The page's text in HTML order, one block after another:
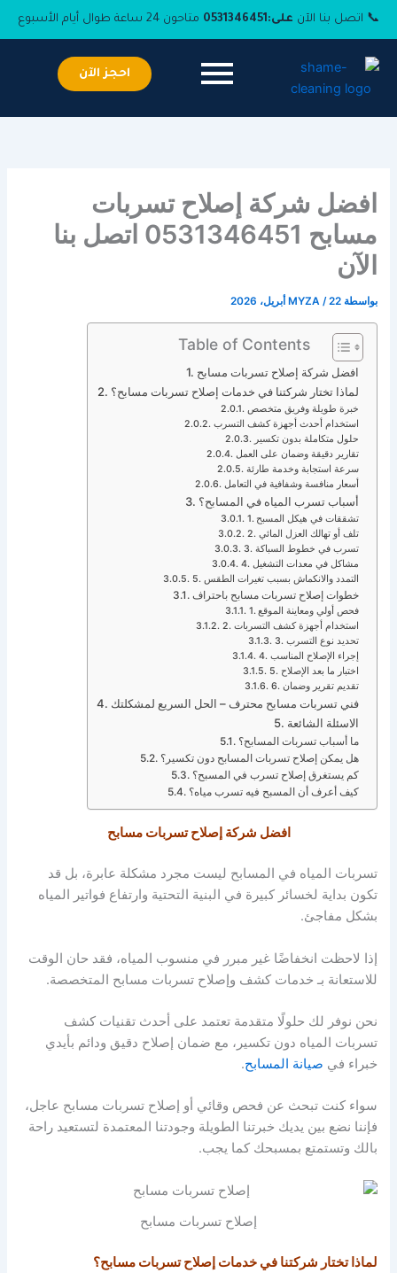
تخطي
📞 اتصل بنا الآن على:0531346451 متاحون 24 ساعة طوال أيام الأسبوع
احجز الآن
افضل شركة إصلاح تسربات
مسابح 0531346451 اتصل بنا
الآن
بواسطة MYZA /22 أبريل، 2026
Table of Contents
افضل شركة إصلاح تسربات مسابح
لماذا تختار شركتنا في خدمات إصلاح تسربات مسابح؟
خبرة طويلة وفريق متخصص
استخدام أحدث أجهزة كشف التسرب
حلول متكاملة بدون تكسير
تقارير دقيقة وضمان على العمل
سرعة استجابة وخدمة طارئة
أسعار منافسة وشفافية في التعامل
أسباب تسرب المياه في المسابح؟
1. تشققات في هيكل المسبح
2. تلف أو تهالك العزل المائي
3. تسرب في خطوط السباكة
4. مشاكل في معدات التشغيل
5. التمدد والانكماش بسبب تغيرات الطقس
خطوات إصلاح تسربات مسابح باحتراف
1. فحص أولي ومعاينة الموقع
2. استخدام أجهزة كشف التسربات
3. تحديد نوع التسرب
4. إجراء الإصلاح المناسب
5. اختبار ما بعد الإصلاح
6. تقديم تقرير وضمان
فني تسربات مسابح محترف – الحل السريع لمشكلتك
الاسئلة الشائعة
ما أسباب تسربات المسابح؟
هل يمكن إصلاح تسربات المسابح دون تكسير؟
كم يستغرق إصلاح تسرب في المسبح؟
كيف أعرف أن المسبح فيه تسرب مياه؟
افضل شركة إصلاح تسربات مسابح
تسربات المياه في المسابح ليست مجرد مشكلة عابرة، بل قد
تكون بداية لخسائر كبيرة في البنية التحتية وارتفاع فواتير المياه
بشكل مفاجئ.
إذا لاحظت انخفاضًا غير مبرر في منسوب المياه، فقد حان الوقت
للاستعانة بـ خدمات كشف وإصلاح تسربات مسابح المتخصصة.
نحن نوفر لك حلولًا متقدمة تعتمد على أحدث تقنيات كشف
تسربات المياه دون تكسير، مع ضمان إصلاح دقيق ودائم بأيدي
خبراء في صيانة المسابح.
سواء كنت تبحث عن فحص وقائي أو إصلاح تسربات مسابح عاجل،
فإننا نضع بين يديك خبرتنا الطويلة وجودتنا المعتمدة لتستعيد راحة
بالك وتستمتع بمسبحك كما يجب.
إصلاح تسربات مسابح
لماذا تختار شركتنا في خدمات إصلاح تسربات مسابح؟